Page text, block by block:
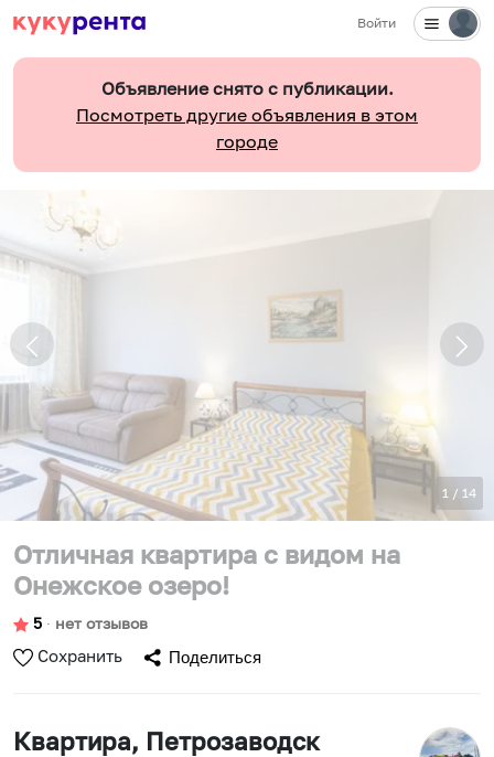
Войти
Объявление снято с публикации.
Посмотреть другие объявления в этом
городе
1 / 14
Отличная квартира с видом на
Онежское озеро!
5 ∙ нет отзывов
Сохранить Поделиться
Квартира, Петрозаводск